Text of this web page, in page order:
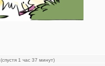
(спустя 1 час 37 минут)